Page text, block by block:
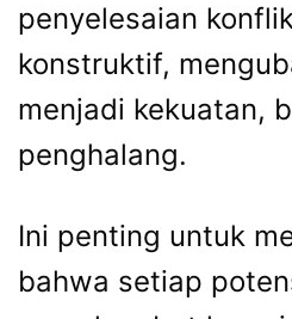
penyelesaian
konstruktif,
menjadi kekuatan,
penghalang.
Ini penting untuk
bahwa setiap